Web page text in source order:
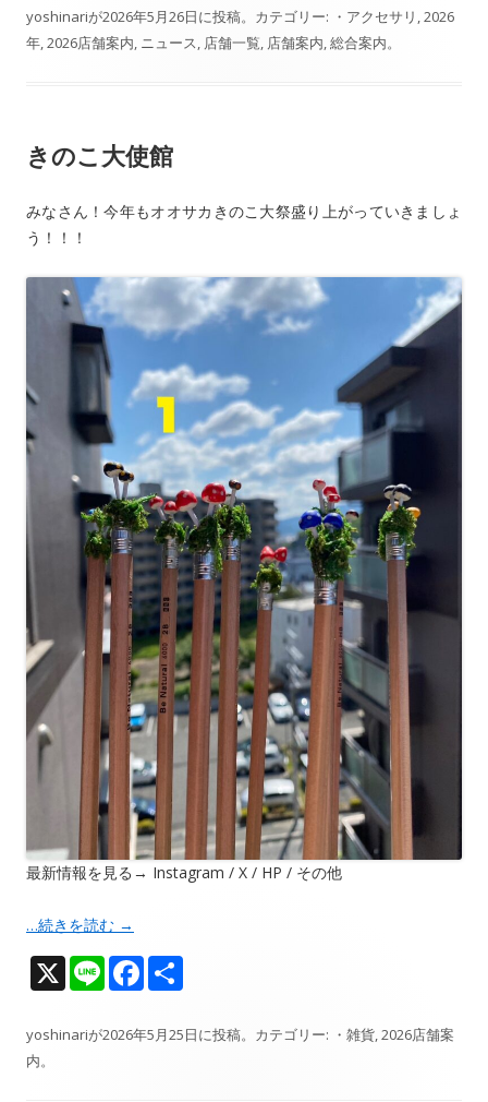
e e
b
k
yoshinariが2026年5月26日に投稿。カテゴリー: ・アクセサリ ,2026
年,2026店舗案内, ニュース, 店舗一覧, 店舗案内,総合案内。
きのこ大使館
みなさん！今年もオオサカきのこ大祭盛り上がっていきましょ
う！！！
最新情報を見る→ Instagram / X / HP / その他
…続きを読む →
X Li
e
F
e
yoshinariが2026年5月25日に投稿。カテゴリー: ・雑貨 2026店舗案
内。